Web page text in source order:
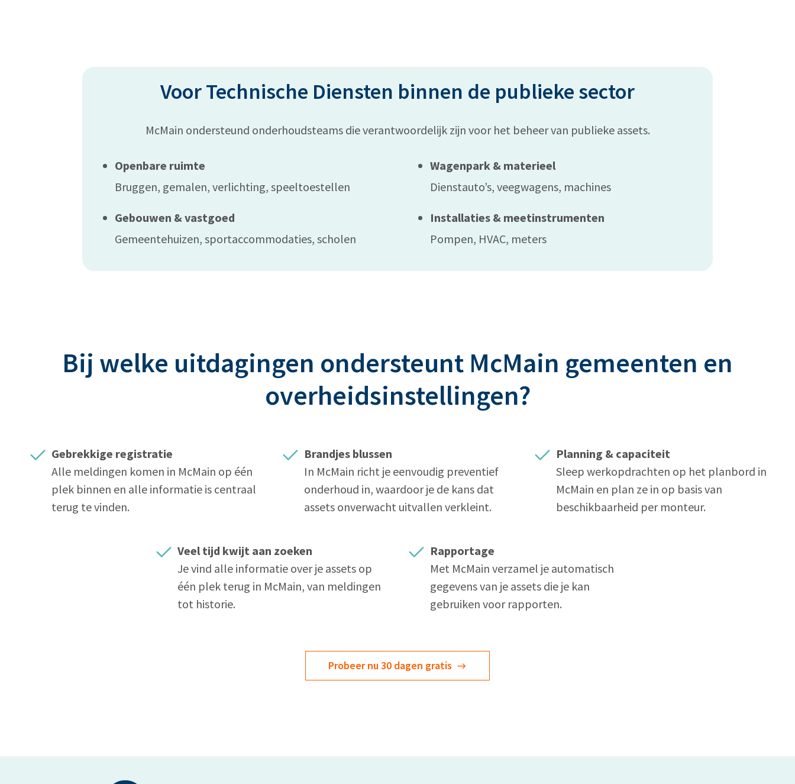
Voor Technische Diensten binnen de publieke sector
McMain ondersteund onderhoudsteams die verantwoordelijk zijn voor het beheer van publieke assets.
Openbare ruimte
Bruggen, gemalen, verlichting, speeltoestellen
Gebouwen & vastgoed
Gemeentehuizen, sportaccommodaties, scholen
Wagenpark & materieel
Dienstauto’s, veegwagens, machines
Installaties & meetinstrumenten
Pompen, HVAC, meters
Bij welke uitdagingen ondersteunt McMain gemeenten en
overheidsinstellingen?
Gebrekkige registratie
Alle meldingen komen in McMain op één
plek binnen en alle informatie is centraal
terug te vinden.
Brandjes blussen
In McMain richt je eenvoudig preventief
onderhoud in, waardoor je de kans dat
assets onverwacht uitvallen verkleint.
Planning & capaciteit
Sleep werkopdrachten op het planbord in
McMain en plan ze in op basis van
beschikbaarheid per monteur.
Veel tijd kwijt aan zoeken
Je vind alle informatie over je assets op
één plek terug in McMain, van meldingen
tot historie.
Rapportage
Met McMain verzamel je automatisch
gegevens van je assets die je kan
gebruiken voor rapporten.
Probeer nu 30 dagen gratis